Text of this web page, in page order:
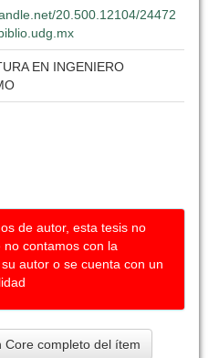
20.500.12104/24472
EN INGENIERO
de autor, esta tesis no
contamos con la
autor o se cuenta con un
Core completo del ítem